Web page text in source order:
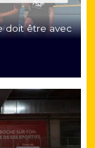
doit être avec